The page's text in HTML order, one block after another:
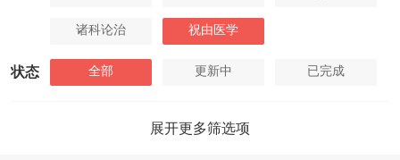
诸科论治 祝由医学
状态 全部 更新中 已完成
展开更多筛选项